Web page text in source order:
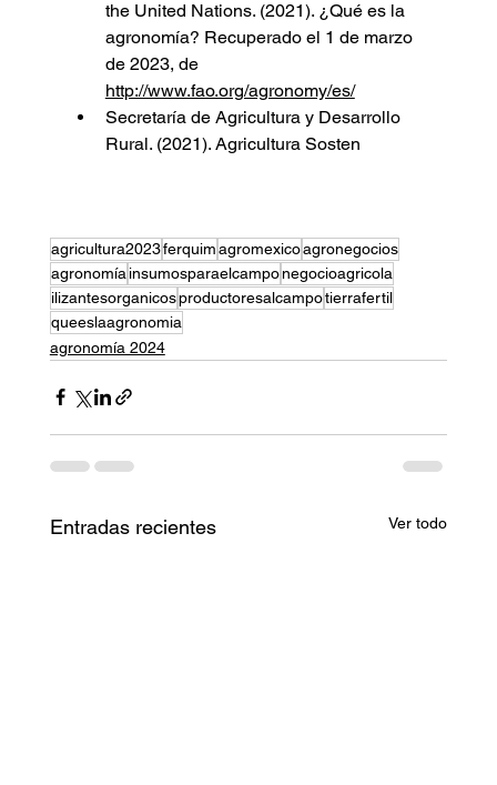
the United Nations. (2021). ¿Qué es la
agronomía? Recuperado el 1 de marzo
de 2023, de
http://www.fao.org/agronomy/es/
Secretaría de Agricultura y Desarrollo
Rural. (2021). Agricultura Sosten
agricultura2023ferquimagromexicoagronegocios
agronomía insumosparaelcamponegocioagricola
ilizantesorganicosproductoresalcampotierrafertil
queeslaagronomia
agronomía 2024
Entradas recientes Ver todo